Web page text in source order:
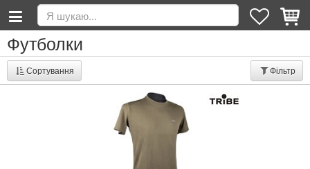
Футболки
Сортування Фільтр